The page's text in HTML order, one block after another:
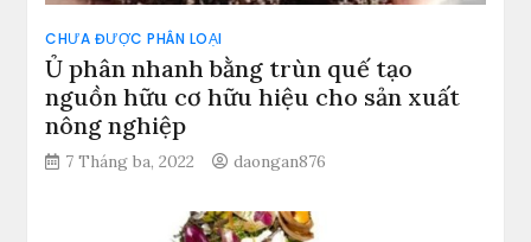
CHƯA ĐƯỢC PHÂN LOẠI
Ủ phân nhanh bằng trùn quế tạo
nguồn hữu cơ hữu hiệu cho sản xuất
nông nghiệp
7 Tháng ba, 2022 daongan876